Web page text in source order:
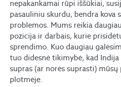
nepakankamai rūpi iššūkiai,
pasauliniu skurdu, bendra kova
problemos. Mums reikia
pozicija ir darbais, kurie
sprendimo. Kuo daugiau
tuo didesnė tikimybė, kad
supras (ar norės suprasti)
plotmėje.